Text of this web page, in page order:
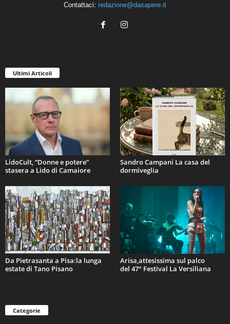
Contattaci: redazione@dasapere.it
Ultimi Articoli
LidoCult, “Donne e potere”
stasera a Lido di Camaiore
Sandro Campani La casa del
dormiveglia
Da Pietrasanta a Pisa:la lunga
estate di Tano Pisano
Arisa,attesissima sul palco
del 47° Festival La Versiliana
Categorie